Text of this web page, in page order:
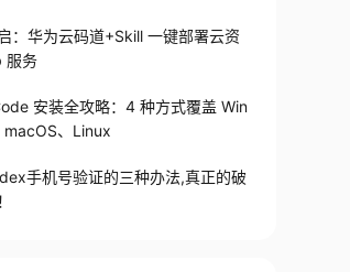
：华为云码道+Skill 一键部署云资
服务
安装全攻略：4 种方式覆盖 Win
、Linux
手机号验证的三种办法,真正的破